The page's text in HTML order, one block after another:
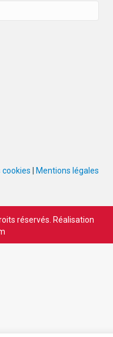
cookies
Mentions légales
réservés. Réalisation